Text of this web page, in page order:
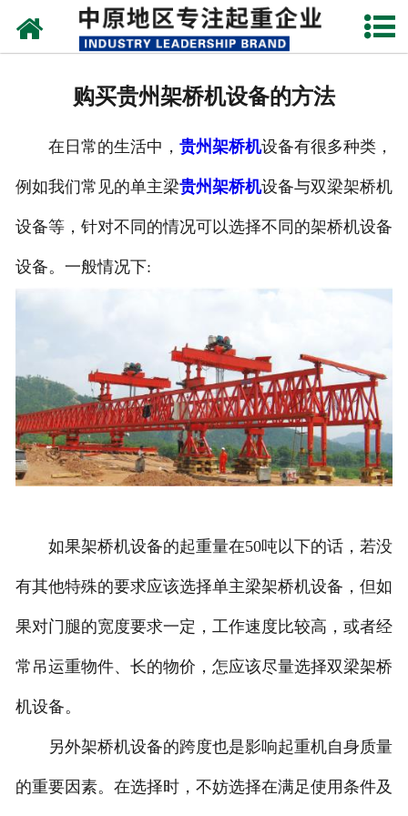
网站首页
购买贵州架桥机设备的方法
在日常的生活中， 贵州架桥机设备有很多种类，
例如我们常见的单主梁贵州架桥机设备与双梁架桥机
设备等，针对不同的情况可以选择不同的架桥机设备
设备。一般情况下:
如果架桥机设备的起重量在50吨以下的话，若没
有其他特殊的要求应该选择单主梁架桥机设备，但如
果对门腿的宽度要求一定，工作速度比较高，或者经
常吊运重物件、长的物价，怎应该尽量选择双梁架桥
机设备。
另外架桥机设备的跨度也是影响起重机自身质量
的重要因素。在选择时，不妨选择在满足使用条件及